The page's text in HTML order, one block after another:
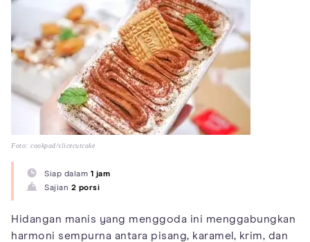
Foto: cookpad/slicecutcake
Siap dalam 1 jam
Sajian 2 porsi
Hidangan manis yang menggoda ini menggabungkan
harmoni sempurna antara pisang, karamel, krim, dan